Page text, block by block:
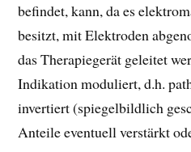
befindet, kann, da es
besitzt, mit Elektroden
das Therapiegerät geleitet
Indikation moduliert, d.h.
invertiert (spiegelbildlich
Anteile eventuell verstärkt